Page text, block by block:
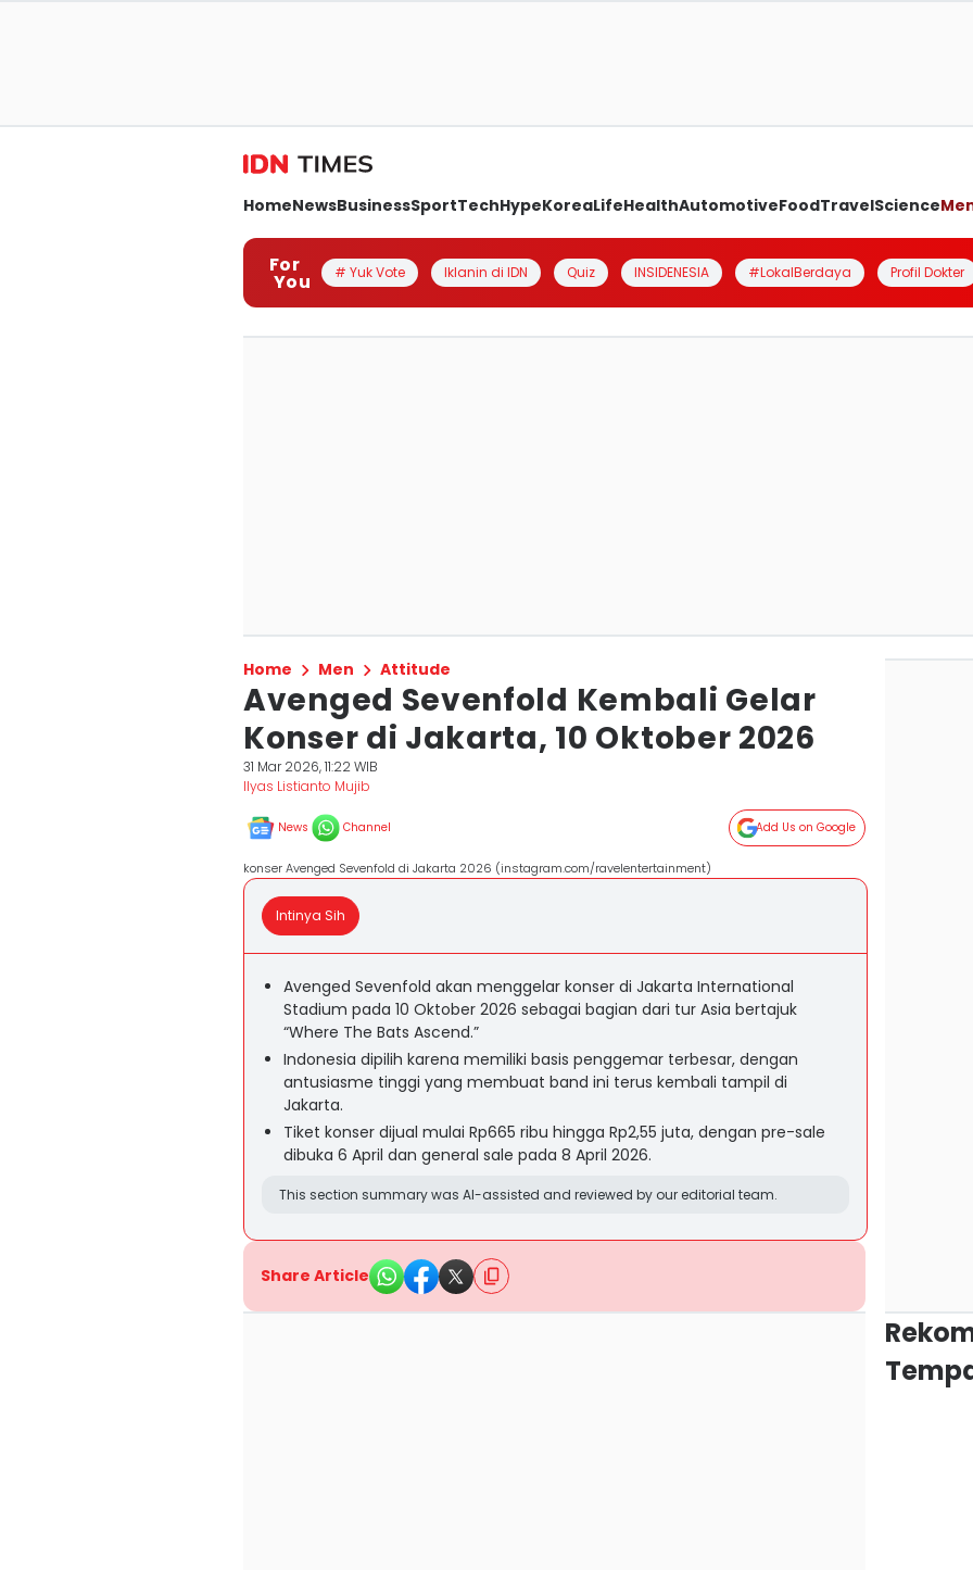
HomeNewsBusinessSportTechHypeKoreaLifeHealthAutomotiveFoodTravelScience
For
You # Yuk Vote Iklanin di IDN Quiz INSIDENESIA #LokalBerdaya Profil Dokter
Home Men Attitude
Avenged Sevenfold Kembali Gelar
Konser di Jakarta, 10 Oktober 2026
31 Mar 2026, 11:22 WIB
Ilyas Listianto Mujib
News Channel Add Us on Google
konser Avenged Sevenfold di Jakarta 2026 (instagram.com/ravelentertainment)
Intinya Sih
Avenged Sevenfold akan menggelar konser di Jakarta International
Stadium pada 10 Oktober 2026 sebagai bagian dari tur Asia bertajuk
“Where The Bats Ascend.”
Indonesia dipilih karena memiliki basis penggemar terbesar, dengan
antusiasme tinggi yang membuat band ini terus kembali tampil di
Jakarta.
Tiket konser dijual mulai Rp665 ribu hingga Rp2,55 juta, dengan pre-sale
dibuka 6 April dan general sale pada 8 April 2026.
This section summary was AI-assisted and reviewed by our editorial team.
Share Article